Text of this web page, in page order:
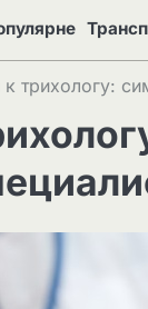
к трихологу: